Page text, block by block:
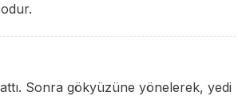
Sonra gökyüzüne yönelerek, yedi